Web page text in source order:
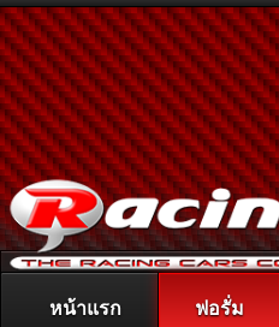
ติดต่อลงโฆษณา
หน้าแรก ฟอรั่ม